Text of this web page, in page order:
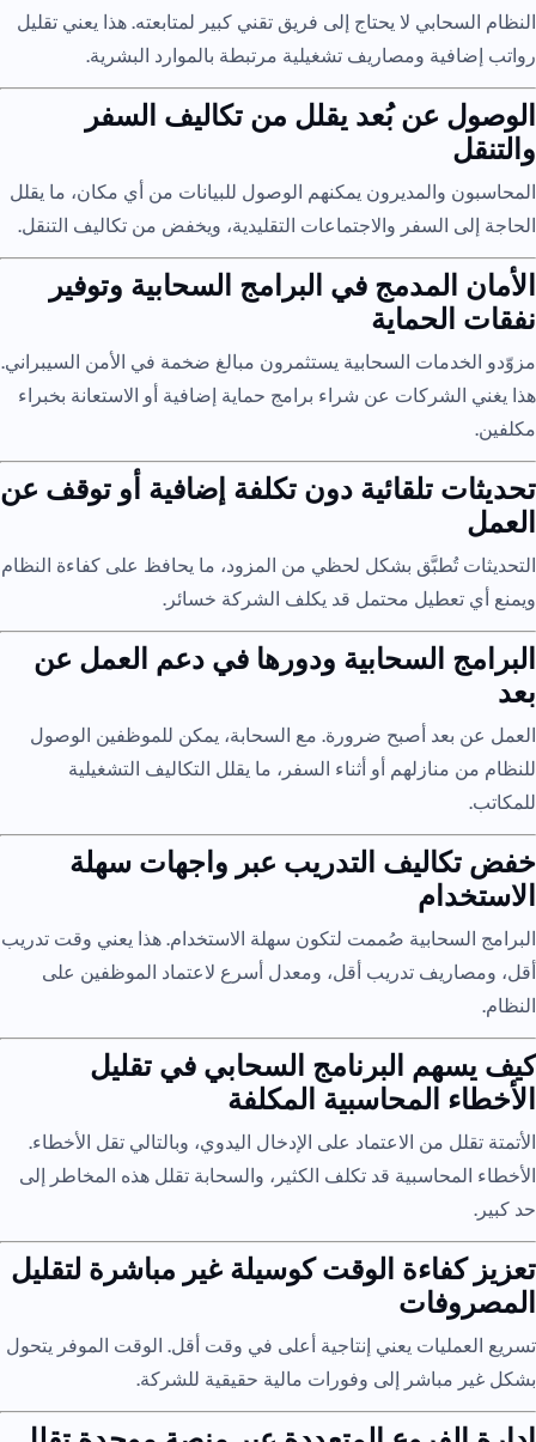
النظام السحابي لا يحتاج إلى فريق تقني كبير لمتابعته. هذا يعني تقليل
رواتب إضافية ومصاريف تشغيلية مرتبطة بالموارد البشرية.
الوصول عن بُعد يقلل من تكاليف السفر
والتنقل
المحاسبون والمديرون يمكنهم الوصول للبيانات من أي مكان، ما يقلل
الحاجة إلى السفر والاجتماعات التقليدية، ويخفض من تكاليف التنقل.
الأمان المدمج في البرامج السحابية وتوفير
نفقات الحماية
مزوّدو الخدمات السحابية يستثمرون مبالغ ضخمة في الأمن السيبراني.
هذا يغني الشركات عن شراء برامج حماية إضافية أو الاستعانة بخبراء
مكلفين.
تحديثات تلقائية دون تكلفة إضافية أو توقف عن
العمل
التحديثات تُطبَّق بشكل لحظي من المزود، ما يحافظ على كفاءة النظام
ويمنع أي تعطيل محتمل قد يكلف الشركة خسائر.
البرامج السحابية ودورها في دعم العمل عن
بعد
العمل عن بعد أصبح ضرورة. مع السحابة، يمكن للموظفين الوصول
للنظام من منازلهم أو أثناء السفر، ما يقلل التكاليف التشغيلية
للمكاتب.
خفض تكاليف التدريب عبر واجهات سهلة
الاستخدام
البرامج السحابية صُممت لتكون سهلة الاستخدام. هذا يعني وقت تدريب
أقل، ومصاريف تدريب أقل، ومعدل أسرع لاعتماد الموظفين على
النظام.
كيف يسهم البرنامج السحابي في تقليل
الأخطاء المحاسبية المكلفة
الأتمتة تقلل من الاعتماد على الإدخال اليدوي، وبالتالي تقل الأخطاء.
الأخطاء المحاسبية قد تكلف الكثير، والسحابة تقلل هذه المخاطر إلى
حد كبير.
تعزيز كفاءة الوقت كوسيلة غير مباشرة لتقليل
المصروفات
تسريع العمليات يعني إنتاجية أعلى في وقت أقل. الوقت الموفر يتحول
بشكل غير مباشر إلى وفورات مالية حقيقية للشركة.